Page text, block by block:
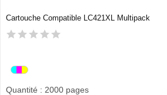
Cartouche Compatible LC421XL Multipack
Quantité : 2000 pages